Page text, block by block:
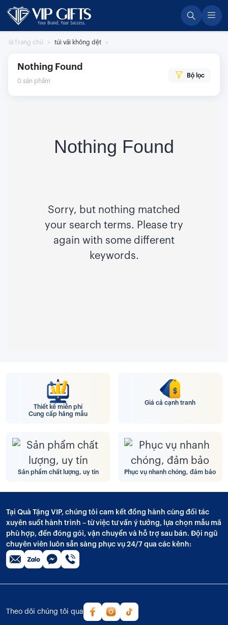
Skip
content
Trang chủ túi vải không dệt
Nothing Found
0 sản phẩm
Bộ lọc
Nothing Found
Sorry, but nothing matched
your search terms. Please try
again with some different
keywords.
Thiết kế miễn phí
Cung cấp hãng mẫu
Giá cả cạnh tranh
Sản phẩm chất lượng, uy tín Phục vụ nhanh chóng, đảm bảo
Tại Quà Tặng VIP, chúng tôi cam kết đồng hành cùng đối tác
xuyên suốt hành trình – từ việc tư vấn ý tưởng, lựa chọn mẫu mã
phù hợp, đến đóng gói, vận chuyển và hỗ trợ sau bán. Đội ngũ
chuyên viên luôn sẵn sàng phục vụ 24/7 qua các kênh:
Theo dõi chúng tôi qua